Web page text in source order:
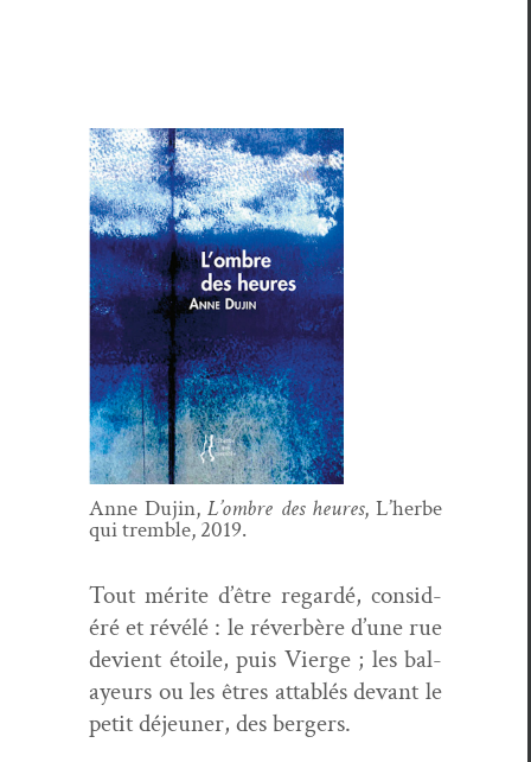
Anne Dujin,L’ombre des heures, L’herbe
qui trem­ble, 2019.
Tout mérite d’être regardé, con­sid­
éré et révélé : le réver­bère d’une rue
devient étoile, puis Vierge ; les bal­
ayeurs ou les êtres attablés devant le
petit déje­uner, des bergers.